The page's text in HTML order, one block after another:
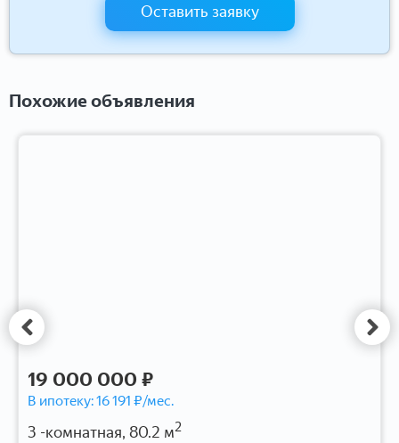
Оставить заявку
Похожие объявления
19 000 000 ₽
В ипотеку:16 191 ₽/мес.
3 -комнатная, 80.2 м2